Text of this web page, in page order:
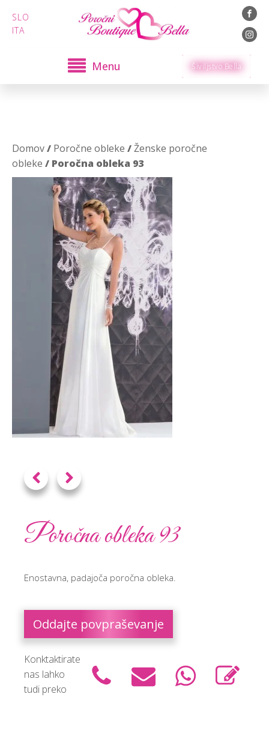
SLO
ITA
Menu Šiviljstvo Bella
Domov/ Poročne obleke /Ženske poročne
obleke / Poročna obleka 93
Poročna obleka 93
Enostavna, padajoča poročna obleka.
Oddajte povpraševanje
Konktaktirate
nas lahko
tudi preko